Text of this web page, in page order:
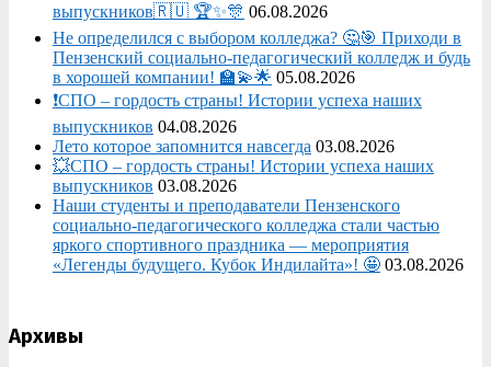
выпускников🇷🇺 🏆✨🎊 06.08.2026
Не определился с выбором колледжа? 🤔🎯 Приходи в
Пензенский социально-педагогический колледж и будь
в хорошей компании! 🏫💫🌟 05.08.2026
❗СПО – гордость страны! Истории успеха наших
выпускников 04.08.2026
Лето которое запомнится навсегда 03.08.2026
💥СПО – гордость страны! Истории успеха наших
выпускников 03.08.2026
Наши студенты и преподаватели Пензенского
социально‑педагогического колледжа стали частью
яркого спортивного праздника — мероприятия
«Легенды будущего. Кубок Индилайта»! 🤩 03.08.2026
Архивы